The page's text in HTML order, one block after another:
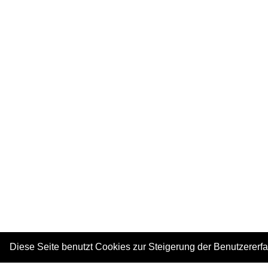
Diese Seite benutzt Cookies zur Steigerung der